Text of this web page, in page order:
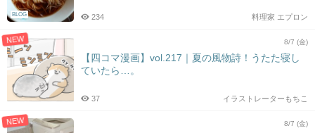
BLOG 料理家 エプロン
234
NEW 8/7 (金)
【四コマ漫画】vol.217｜夏の風物詩！うたた寝し
ていたら…。
イラストレーターもちこ
37
NEW 8/7 (金)